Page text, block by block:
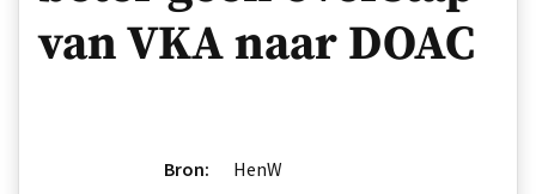
van VKA naar DOAC
Bron:
HenW